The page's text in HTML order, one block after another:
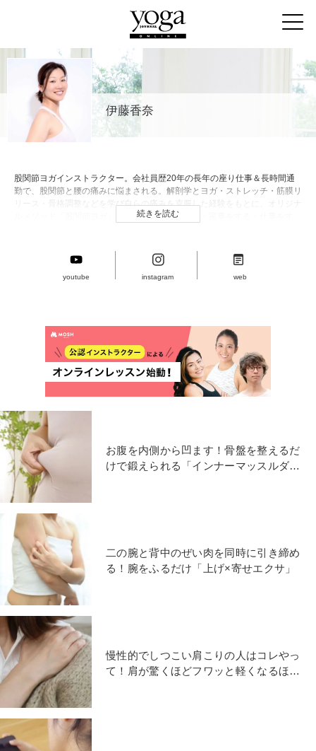
伊藤香奈
股関節ヨガインストラクター。会社員歴20年の長年の座り仕事＆長時間通
勤で、股関節と腰の痛みに悩まされる。解剖学とヨガ・ストレッチ・筋膜リ
リース・骨格調整などを学び自らの痛みを克服した経験をもとに、オリジナ
ルメソッド「股関節ヨガ」を考案。「立つ・歩く・家事をする・仕事をす
もあると人気が広まっている。
続きを読む
youtube instagram web
お腹を内側から凹ます！骨盤を整えるだ
けで鍛えられる「インナーマッスルダイ
二の腕と背中のぜい肉を同時に引き締め
る！腕をふるだけ「上げ×寄せエクサ」
慢性的でしつこい肩こりの人はコレやっ
て！肩が驚くほどフワッと軽くなるほぐ